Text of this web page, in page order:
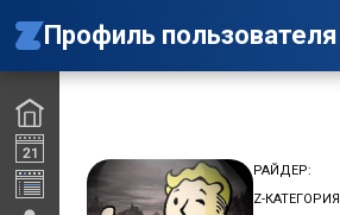
Профиль пользователя
РАЙДЕР
Z-КАТЕГОРИЯ